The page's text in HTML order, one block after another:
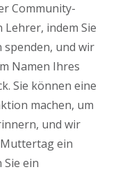
Community-
Lehrer, indem Sie
spenden, und wir
Namen Ihres
Sie können eine
machen, um
und wir
ein
Sie ein